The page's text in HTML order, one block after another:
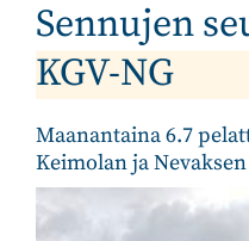
Sennujen
KGV-NG
Maanantaina 6.7
Keimolan ja